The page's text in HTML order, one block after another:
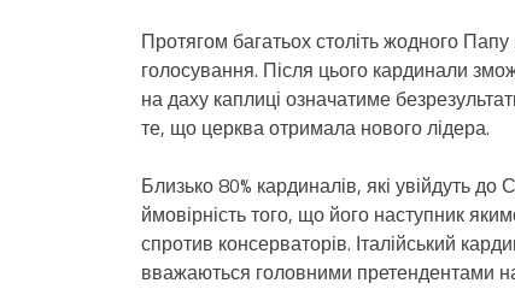
Протягом багатьох століть жодного
голосування. Після цього кардинали
на даху каплиці означатиме
те, що церква отримала нового лідера.
Близько 80% кардиналів, які увійдуть
ймовірність того, що його наступник
спротив консерваторів. Італійський
вважаються головними претендентами